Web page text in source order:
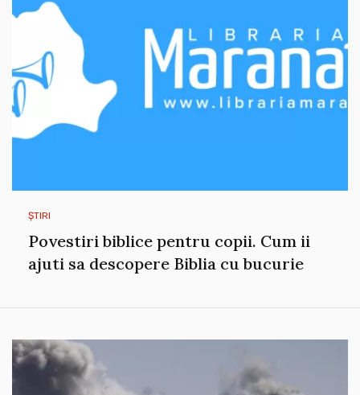
ȘTIRI
Povestiri biblice pentru copii. Cum ii
ajuti sa descopere Biblia cu bucurie